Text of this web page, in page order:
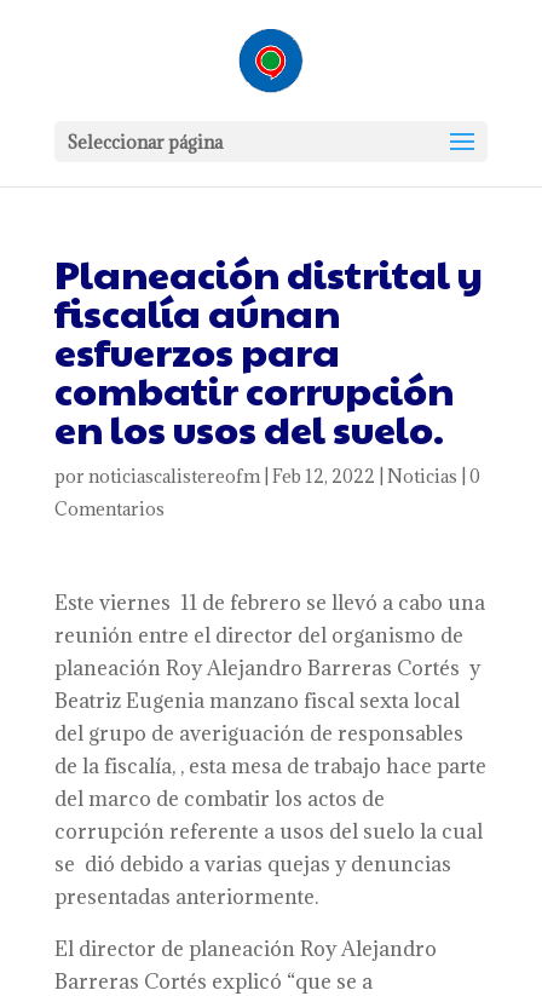
Seleccionar página
Planeación distrital y
fiscalía aúnan
esfuerzos para
combatir corrupción
en los usos del suelo.
por noticiascalistereofm| Feb 12, 2022 Noticias 0
Comentarios
Este viernes 11 de febrero se llevó a cabo una
reunión entre el director del organismo de
planeación Roy Alejandro Barreras Cortés y
Beatriz Eugenia manzano fiscal sexta local
del grupo de averiguación de responsables
de la fiscalía, , esta mesa de trabajo hace parte
del marco de combatir los actos de
corrupción referente a usos del suelo la cual
se dió debido a varias quejas y denuncias
presentadas anteriormente.
El director de planeación Roy Alejandro
Barreras Cortés explicó “que se a